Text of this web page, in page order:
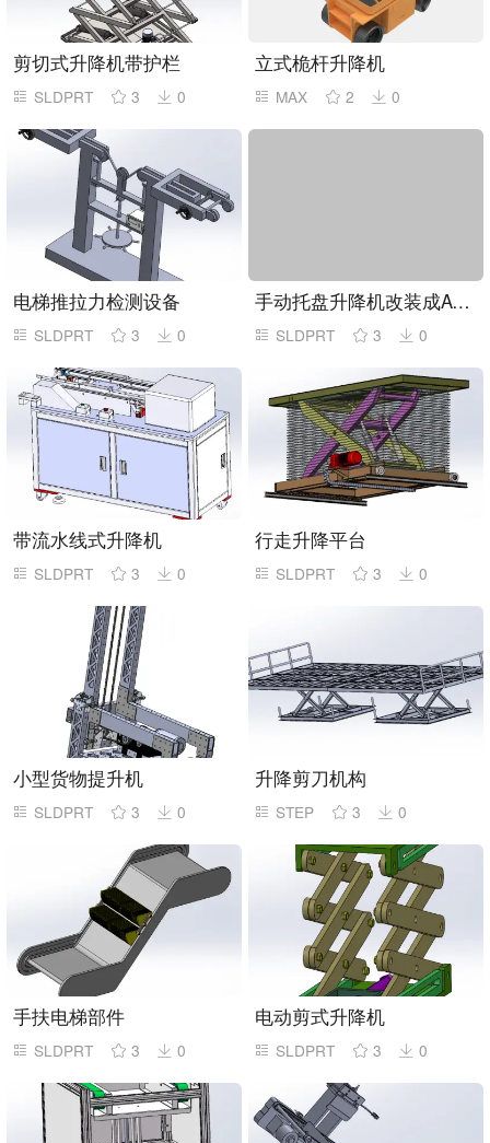
剪切式升降机带护栏
SLDPRT 3 0
立式桅杆升降机
MAX 2 0
电梯推拉力检测设备
SLDPRT 3 0
手动托盘升降机改装成AGV设计
SLDPRT 3 0
带流水线式升降机
SLDPRT 3 0
行走升降平台
SLDPRT 3 0
小型货物提升机
SLDPRT 3 0
升降剪刀机构
STEP 3 0
手扶电梯部件
SLDPRT 3 0
电动剪式升降机
SLDPRT 3 0